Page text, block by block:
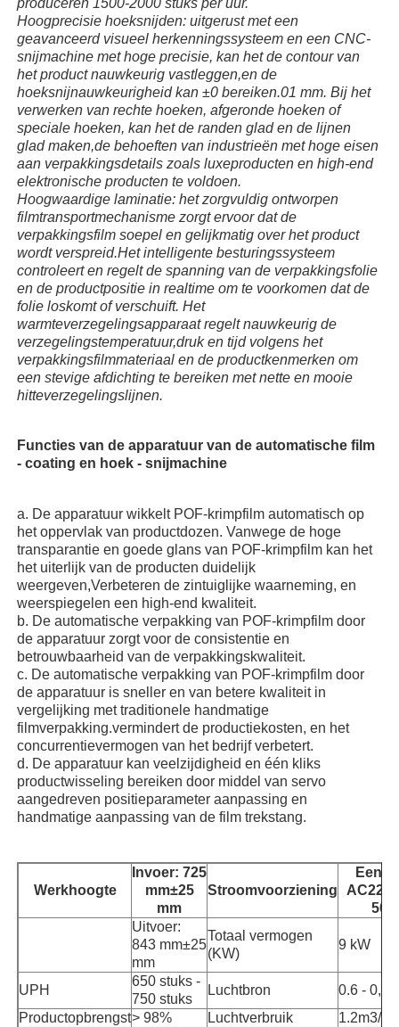
Over ons
Fabriekstocht
Kwaliteitscontrole
Neem contact met ons op
nieuws
Gevallen
roterende verpakkingsmachine
Verpakkingsmachine voor meerdere rijstroken
Kaarttelmachine
Verpakkingsmachines
kartonmachine
vulmachine
bolmachine
de verpakkingsmachine van de netwerkzak
Verticale Verpakkingsmachine
Horizontale Verpakkingsmachine
Hoogprecisie hoeksnijden: uitgerust met een
geavanceerd visueel herkenningssysteem en een CNC-
snijmachine met hoge precisie, kan het de contour van
het product nauwkeurig vastleggen,en de
hoeksnijnauwkeurigheid kan ±0 bereiken.01 mm. Bij het
verwerken van rechte hoeken, afgeronde hoeken of
speciale hoeken, kan het de randen glad en de lijnen
glad maken,de behoeften van industrieën met hoge eisen
aan verpakkingsdetails zoals luxeproducten en high-end
elektronische producten te voldoen.
Hoogwaardige laminatie: het zorgvuldig ontworpen
filmtransportmechanisme zorgt ervoor dat de
verpakkingsfilm soepel en gelijkmatig over het product
wordt verspreid.Het intelligente besturingssysteem
controleert en regelt de spanning van de verpakkingsfolie
en de productpositie in realtime om te voorkomen dat de
folie loskomt of verschuift. Het
warmteverzegelingsapparaat regelt nauwkeurig de
verzegelingstemperatuur,druk en tijd volgens het
verpakkingsfilmmateriaal en de productkenmerken om
een stevige afdichting te bereiken met nette en mooie
hitteverzegelingslijnen.
Functies van de apparatuur van de automatische film
- coating en hoek - snijmachine
a. De apparatuur wikkelt POF-krimpfilm automatisch op
het oppervlak van productdozen. Vanwege de hoge
transparantie en goede glans van POF-krimpfilm kan het
het uiterlijk van de producten duidelijk
weergeven,Verbeteren de zintuiglijke waarneming, en
weerspiegelen een high-end kwaliteit.
b. De automatische verpakking van POF-krimpfilm door
de apparatuur zorgt voor de consistentie en
betrouwbaarheid van de verpakkingskwaliteit.
c. De automatische verpakking van POF-krimpfilm door
de apparatuur is sneller en van betere kwaliteit in
vergelijking met traditionele handmatige
filmverpakking.vermindert de productiekosten, en het
concurrentievermogen van het bedrijf verbetert.
d. De apparatuur kan veelzijdigheid en één kliks
productwisseling bereiken door middel van servo
aangedreven positieparameter aanpassing en
handmatige aanpassing van de film trekstang.
Werkhoogte
Invoer: 725
mm±25
mm
Stroomvoorziening
Uitvoer:
843 mm±25
mm
Totaal vermogen
(KW)
9 kW
UPH
650 stuks -
750 stuks
Luchtbron
0.6 -
Productopbrengst> 98% Luchtverbruik 1.2m3/